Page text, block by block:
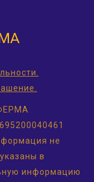
не
в
информацию